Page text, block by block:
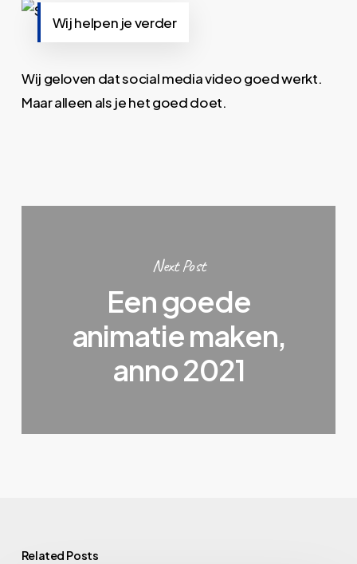
Wij helpen je verder
Wij geloven dat social media video goed werkt.
Maar alleen als je het goed doet.
Next Post
Een goede
animatie maken,
anno 2021
Related Posts